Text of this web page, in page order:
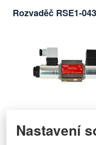
Nastavení
Rozvaděč RSE1-
Obchodní číslo: